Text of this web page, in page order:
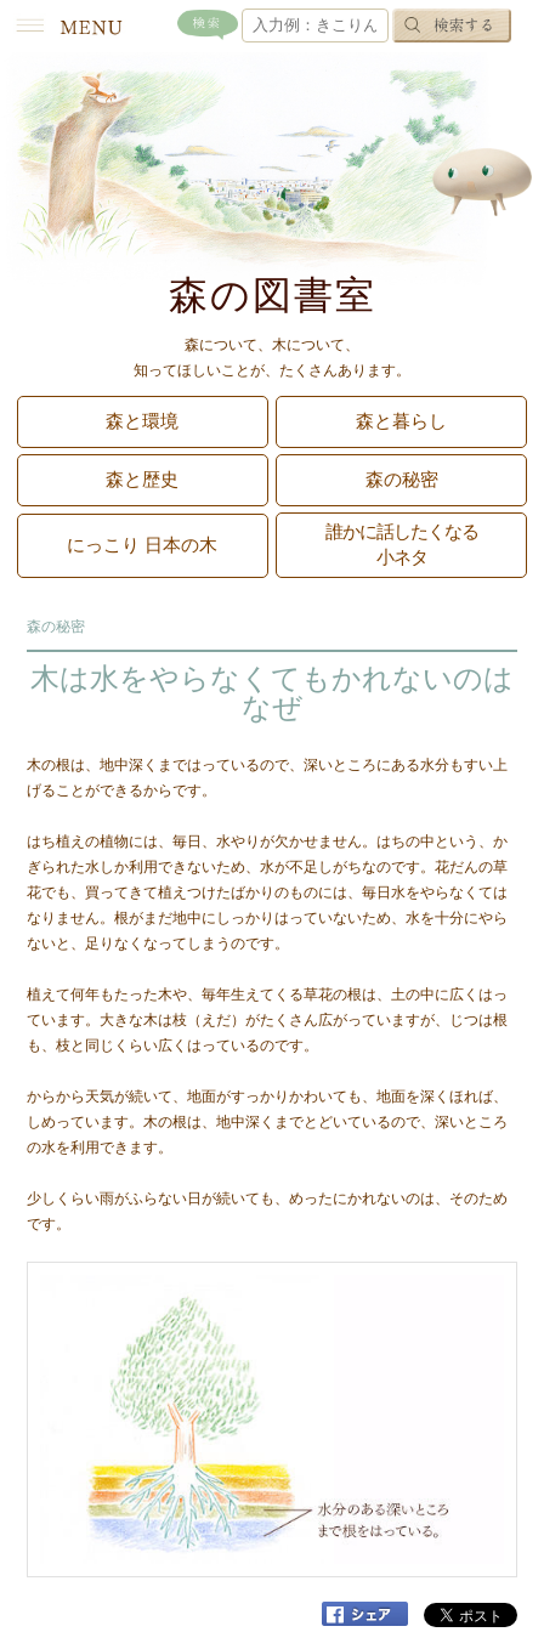
森の図書室
森について、木について、
知ってほしいことが、たくさんあります。
森と環境 森と暮らし
森と歴史 森の秘密
にっこり 日本の木
誰かに話したくなる
小ネタ
森の秘密
木は水をやらなくてもかれないのは
なぜ
木の根は、地中深くまではっているので、深いところにある水分もすい上
げることができるからです。
はち植えの植物には、毎日、水やりが欠かせません。はちの中という、か
ぎられた水しか利用できないため、水が不足しがちなのです。花だんの草
花でも、買ってきて植えつけたばかりのものには、毎日水をやらなくては
なりません。根がまだ地中にしっかりはっていないため、水を十分にやら
ないと、足りなくなってしまうのです。
植えて何年もたった木や、毎年生えてくる草花の根は、土の中に広くはっ
ています。大きな木は枝（えだ）がたくさん広がっていますが、じつは根
も、枝と同じくらい広くはっているのです。
からから天気が続いて、地面がすっかりかわいても、地面を深くほれば、
しめっています。木の根は、地中深くまでとどいているので、深いところ
の水を利用できます。
少しくらい雨がふらない日が続いても、めったにかれないのは、そのため
です。